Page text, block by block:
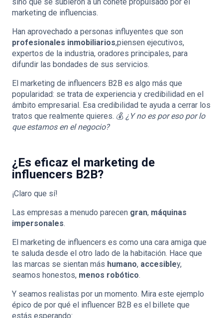
marketing de influencias.
Han aprovechado a personas influyentes que son
profesionales inmobiliarios,piensen ejecutivos,
expertos de la industria, oradores principales, para
difundir las bondades de sus servicios.
El marketing de influencers B2B es algo más que
popularidad: se trata de experiencia y credibilidad en el
ámbito empresarial. Esa credibilidad te ayuda a cerrar los
tratos que realmente quieres. 💰 ¿Y no es por eso por lo
que estamos en el negocio?
¿Es eficaz el marketing de
influencers B2B?
¡Claro que sí!
Las empresas a menudo parecen gran, máquinas
impersonales.
El marketing de influencers es como una cara amiga que
te saluda desde el otro lado de la habitación. Hace que
las marcas se sientan más humano, accesibley,
seamos honestos, menos robótico.
Y seamos realistas por un momento. Mira este ejemplo
épico de por qué el influencer B2B es el billete que
estás esperando: